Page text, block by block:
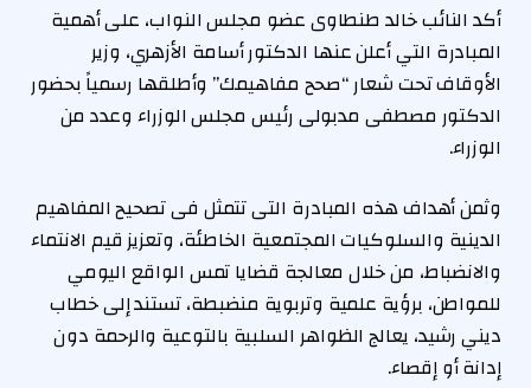
أكد النائب خالد طنطاوى عضو مجلس النواب، على أهمية
المبادرة التي أعلن عنها الدكتور أسامة الأزهري، وزير
الأوقاف تحت شعار “صحح مفاهيمك” وأطلقها رسمياً بحضور
الدكتور مصطفى مدبولى رئيس مجلس الوزراء وعدد من
الوزراء.
وثمن أهداف هذه المبادرة التى تتمثل فى تصحيح المفاهيم
الدينية والسلوكيات المجتمعية الخاطئة، وتعزيز قيم الانتماء
والانضباط، من خلال معالجة قضايا تمس الواقع اليومي
للمواطن، برؤية علمية وتربوية منضبطة، تستند إلى خطاب
ديني رشيد، يعالج الظواهر السلبية بالتوعية والرحمة دون
إدانة أو إقصاء.